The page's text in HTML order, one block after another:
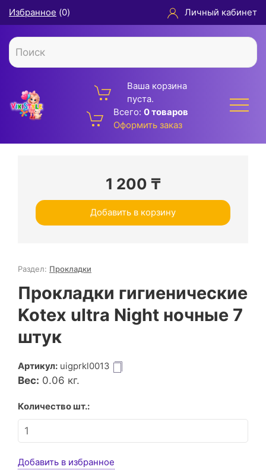
Избранное (0) Личный кабинет
Ваша корзина
пуста.
Всего: 0 товаров
Оформить заказ
1 200 ₸
Добавить в корзину
Раздел: Прокладки
Прокладки гигиенические
Kotex ultra Night ночные 7
штук
Артикул: uigprkl0013
Вес: 0.06 кг.
Количество шт.:
Добавить в избранное